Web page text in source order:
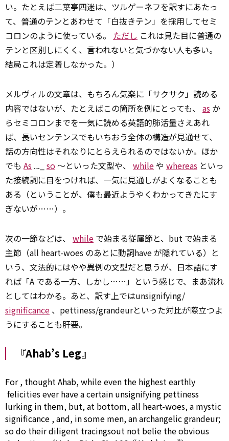
い。たとえば二葉亭四迷は、ツルゲーネフを訳すにあたっ
て、普通のテンとあわせて「白抜きテン」を採用してセミ
コロンのように使っている。 ただし これは見た目に普通の
テンと区別しにくく、言われないと気づかない人も多い。
結局これは定着しなかった。）
メルヴィルの文章は、もちろん気楽に「サクサク」読める
内容ではないが、たとえばこの箇所を例にとっても、 as か
らセミコロンまでを一気に読める英語的肺活量さえあれ
ば、長いセンテンスでもいちおう全体の構造が見通せて、
話の方向性はそれなりにとらえられるのではないか。ほか
でも As ..._ so～といった文型や、 whileや whereas といっ
た接続詞に目をつければ、一気に見通しがよくなることも
ある（ということが、僕も最近ようやくわかってきたにす
ぎないが……）。
次の一節などは、 while で始まる従属節と、but で始まる
主節（all heart-woes のあとに動詞have が隠れている）と
いう、文法的にはやや異例の文型だと思うが、日本語にす
れば「A である一方、しかし……」という感じで、まあ流れ
としてはわかる。あと、訳す上ではunsignifying/
significance 、pettiness/grandeurといった対比が際立つよ
うにすることも肝要。
『Ahab’s Leg』
For, thought Ahab,whileeven the highestearthly
felicities ever have acertain unsignifying pettiness
lurking in them, but, at bottom, all heart-woes, a mystic
significance , and, in some men, an archangelic grandeur;
sodo theirdiligent tracingsout not belie the obvious